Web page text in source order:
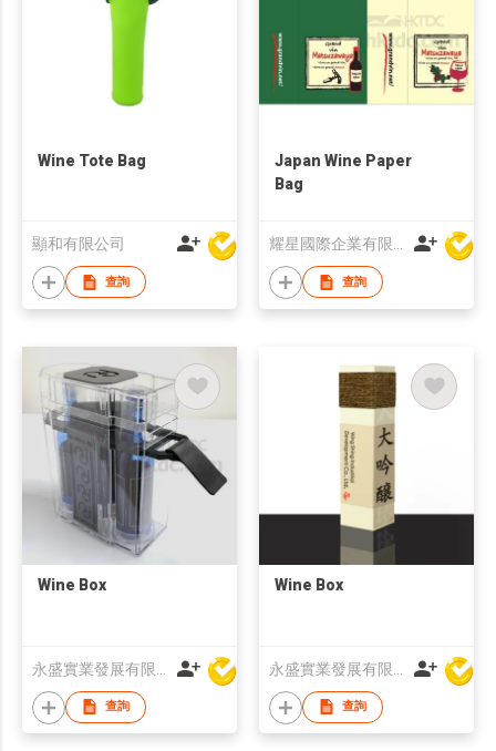
Wine Tote Bag
顯和有限公司
查詢
Japan Wine Paper
Bag
耀星國際企業有限公司
查詢
Wine Box
查詢
Wine Box
查詢